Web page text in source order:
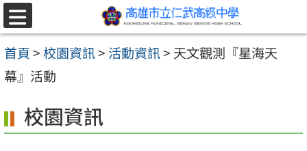
跳至主要內容區
選
單
首頁>校園資訊> 活動資訊> 天文觀測『星海天
幕』活動
校園資訊